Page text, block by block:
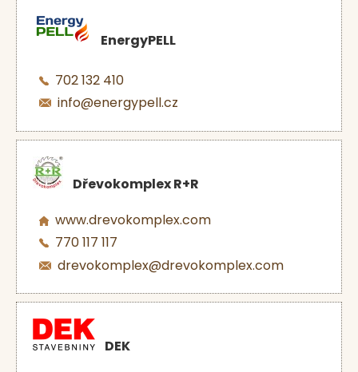
EnergyPELL
702 132 410
info@energypell.cz
Dřevokomplex R+R
www.drevokomplex.com
770 117 117
drevokomplex@drevokomplex.com
DEK